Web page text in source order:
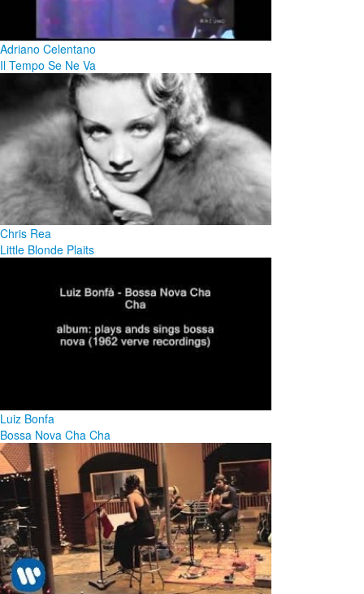
Adriano Celentano
Il Tempo Se Ne Va
Chris Rea
Little Blonde Plaits
Luiz Bonfa
Bossa Nova Cha Cha